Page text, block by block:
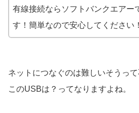
有線接続ならソフトバンクエアー
す！簡単なので安心してください！
ネットにつなぐのは難しいそうって
このUSBは？ってなりますよね。